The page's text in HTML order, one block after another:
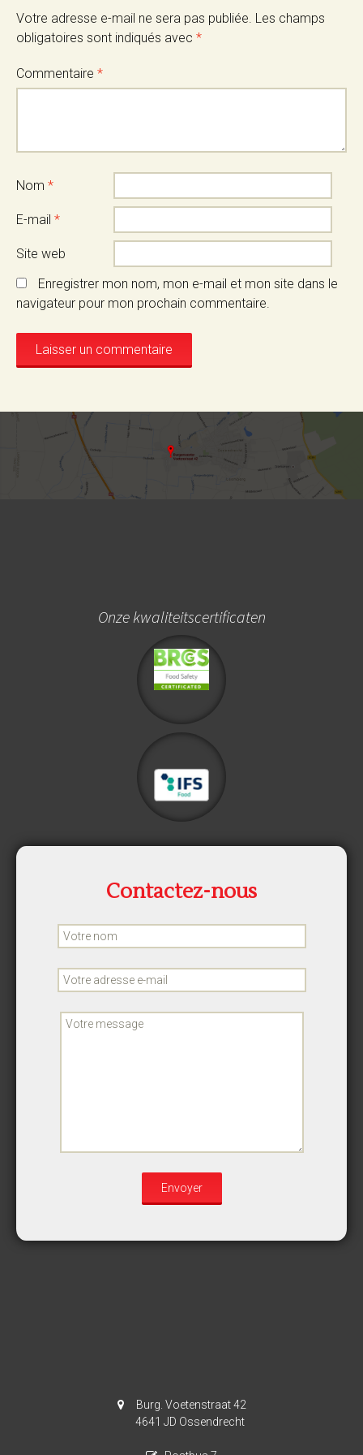
Votre adresse e-mail ne sera pas publiée. Les champs
obligatoires sont indiqués avec *
Commentaire *
Nom *
E-mail *
Site web
Enregistrer mon nom, mon e-mail et mon site dans le
navigateur pour mon prochain commentaire.
Onze kwaliteitscertificaten
Contactez-nous
Burg. Voetenstraat 42
4641 JD Ossendrecht